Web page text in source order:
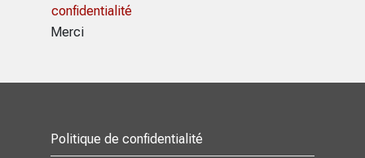
confidentialité
Merci
Politique de confidentialité